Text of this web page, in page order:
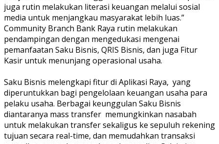
juga rutin melakukan literasi keuangan melalui sosial
media untuk menjangkau masyarakat lebih luas.”
Community Branch Bank Raya rutin melakukan
pendampingan dengan mengedukasi mengenai
pemanfaatan Saku Bisnis, QRIS Bisnis, dan juga Fitur
Kasir untuk menunjang operasional usaha.
Saku Bisnis melengkapi fitur di Aplikasi Raya, yang
diperuntukkan bagi pengelolaan keuangan usaha para
pelaku usaha. Berbagai keunggulan Saku Bisnis
diantaranya mass transfer memungkinkan nasabah
untuk melakukan transfer sekaligus ke sepuluh rekening
tujuan secara real-time, dan memudahkan transaksi